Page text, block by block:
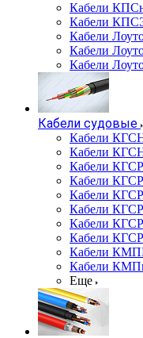
Кабели
Кабели
Кабели
Кабели
Кабели
Кабели судовые
Кабели
Кабели
Кабели
Кабели
Кабели
Кабели
Кабели
Кабели
Кабели
Кабели
Еще